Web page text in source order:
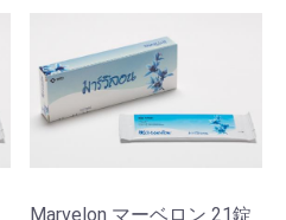
Marvelon マーベロン 21錠